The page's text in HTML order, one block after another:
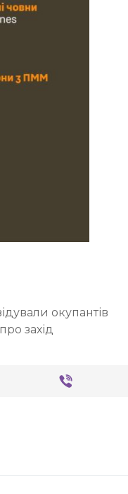
окупантів
про захід